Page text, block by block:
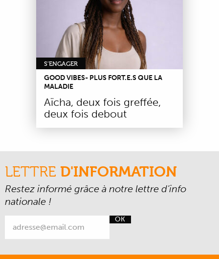
S'ENGAGER
GOOD VIBES- PLUS FORT.E.S QUE LA
MALADIE
Aïcha, deux fois greffée,
deux fois debout
LETTRE D'INFORMATION
Restez informé grâce à notre lettre d’info
nationale !
OK